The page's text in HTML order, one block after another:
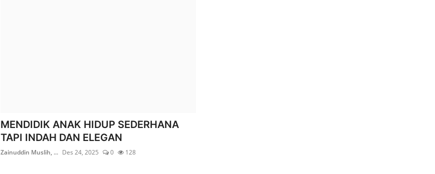
MENDIDIK ANAK HIDUP SEDERHANA
TAPI INDAH DAN ELEGAN
Zainuddin Muslih, ... Des 24, 2025 0 128